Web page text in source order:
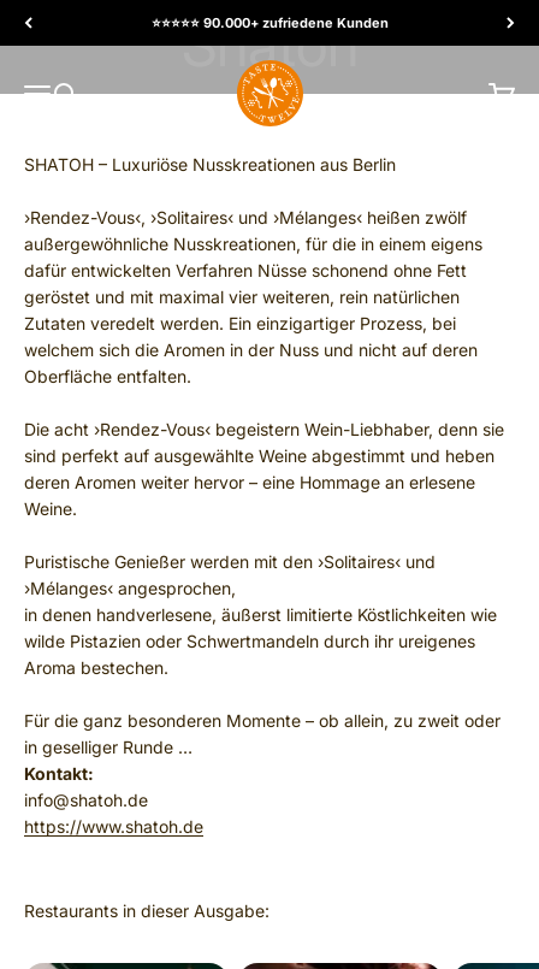
⭐️⭐️⭐️⭐️⭐️ 90.000+ zufriedene Kunden
MENU
Search
TasteTwelve
Cart
SHATOH – Luxuriöse Nusskreationen aus Berlin
›Rendez-Vous‹, ›Solitaires‹ und ›Mélanges‹ heißen zwölf
außergewöhnliche Nusskreationen, für die in einem eigens
dafür entwickelten Verfahren Nüsse schonend ohne Fett
geröstet und mit maximal vier weiteren, rein natürlichen
Zutaten veredelt werden. Ein einzigartiger Prozess, bei
welchem sich die Aromen in der Nuss und nicht auf deren
Oberfläche entfalten.
Die acht ›Rendez-Vous‹ begeistern Wein-Liebhaber, denn sie
sind perfekt auf ausgewählte Weine abgestimmt und heben
deren Aromen weiter hervor – eine Hommage an erlesene
Weine.
Puristische Genießer werden mit den ›Solitaires‹ und
›Mélanges‹ angesprochen,
in denen handverlesene, äußerst limitierte Köstlichkeiten wie
wilde Pistazien oder Schwertmandeln durch ihr ureigenes
Aroma bestechen.
Für die ganz besonderen Momente – ob allein, zu zweit oder
in geselliger Runde …
Kontakt:
info@shatoh.de
https://www.shatoh.de